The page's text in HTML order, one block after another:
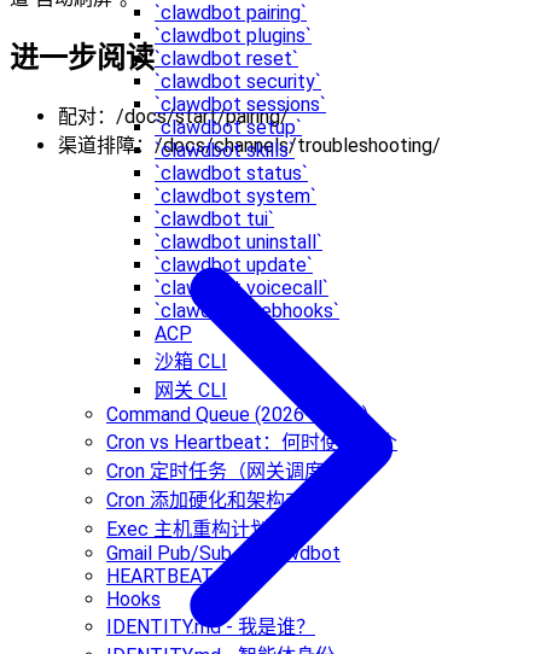
`clawdbot pairing`
`clawdbot plugins`
`clawdbot reset`
`clawdbot security`
`clawdbot sessions`
`clawdbot setup`
`clawdbot skills`
`clawdbot status`
`clawdbot system`
`clawdbot tui`
`clawdbot uninstall`
`clawdbot update`
`clawdbot voicecall`
`clawdbot webhooks`
ACP
沙箱 CLI
网关 CLI
Command Queue (2026-01-16)
Cron vs Heartbeat：何时使用哪个
Cron 定时任务（网关调度器）
Cron 添加硬化和架构对齐
Exec 主机重构计划
Gmail Pub/Sub -> Clawdbot
HEARTBEAT.md
Hooks
IDENTITY.md - 我是谁？
进一步阅读
配对：/docs/start/pairing/
渠道排障：/docs/channels/troubleshooting/